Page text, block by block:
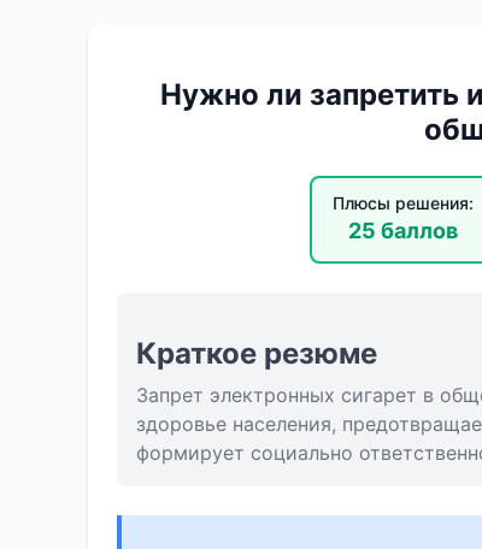
Нужно ли запретить
Плюсы решения:
25 баллов
Краткое резюме
Запрет электронных сигарет в
здоровье населения,
формирует социально